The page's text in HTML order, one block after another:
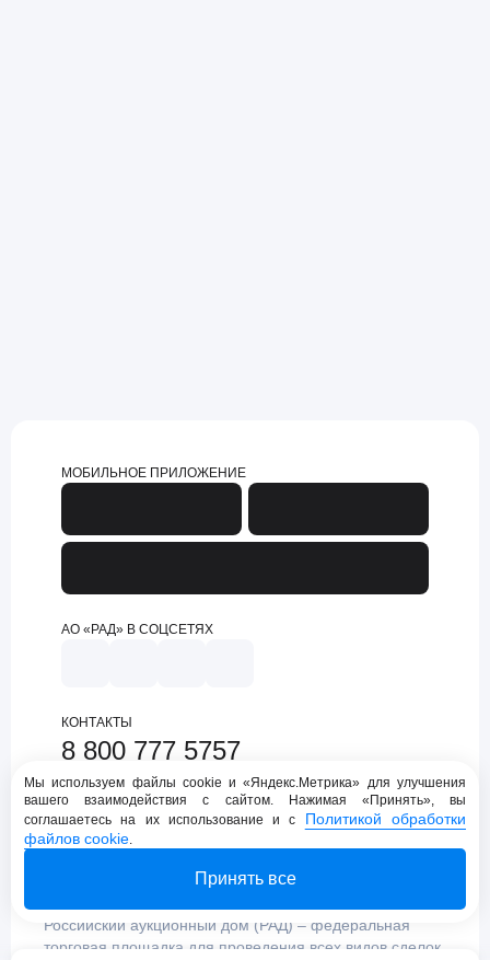
МОБИЛЬНОЕ ПРИЛОЖЕНИЕ
АО «РАД» В СОЦСЕТЯХ
КОНТАКТЫ
8 800 777 5757
support@lot-online.ru
Техническая поддержка
Российский аукционный дом (РАД) – федеральная
торговая площадка для проведения всех видов сделок
Мы используем файлы cookie и «Яндекс.Метрика» для улучшения
вашего взаимодействия с сайтом. Нажимая «Принять», вы
соглашаетесь на их использование и с Политикой обработки
файлов cookie.
Принять все